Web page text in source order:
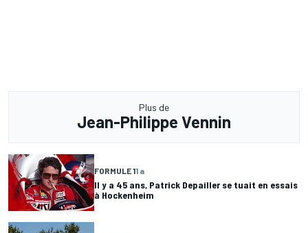
Plus de
Jean-Philippe Vennin
FORMULE 11 a
Il y a 45 ans, Patrick Depailler se tuait en essais
à Hockenheim